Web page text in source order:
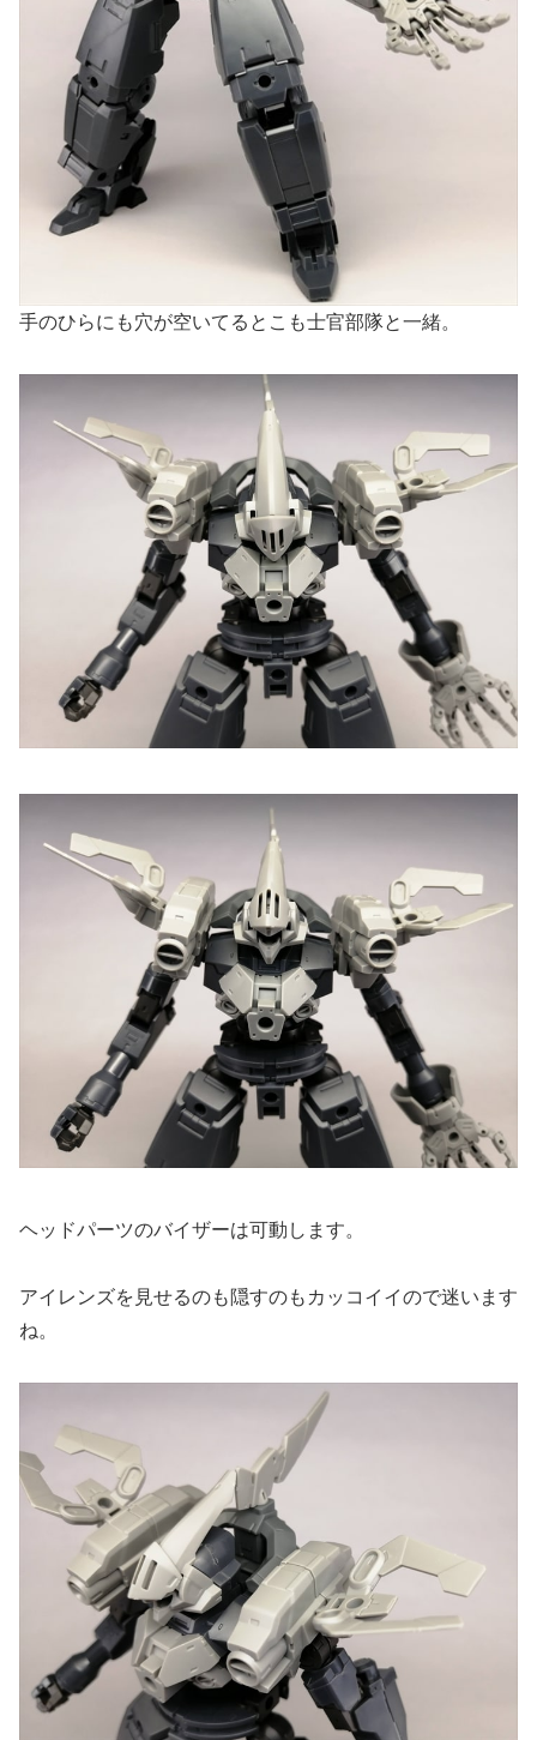
手のひらにも穴が空いてるとこも士官部隊と一緒。
ヘッドパーツのバイザーは可動します。
アイレンズを見せるのも隠すのもカッコイイので迷います
ね。